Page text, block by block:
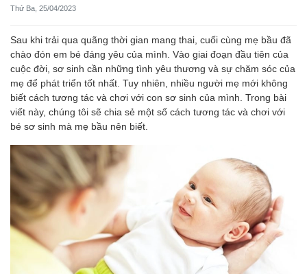
Thứ Ba, 25/04/2023
Sau khi trải qua quãng thời gian mang thai, cuối cùng mẹ bầu đã
chào đón em bé đáng yêu của mình. Vào giai đoạn đầu tiên của
cuộc đời, sơ sinh cần những tình yêu thương và sự chăm sóc của
mẹ để phát triển tốt nhất. Tuy nhiên, nhiều người mẹ mới không
biết cách tương tác và chơi với con sơ sinh của mình. Trong bài
viết này, chúng tôi sẽ chia sẻ một số cách tương tác và chơi với
bé sơ sinh mà mẹ bầu nên biết.